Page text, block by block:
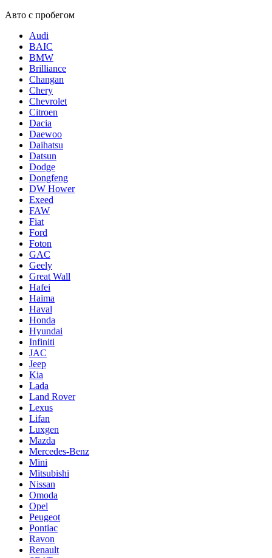
Авто с пробегом
Audi
BAIC
BMW
Brilliance
Changan
Chery
Chevrolet
Citroen
Dacia
Daewoo
Daihatsu
Datsun
Dodge
Dongfeng
DW Hower
Exeed
FAW
Fiat
Ford
Foton
GAC
Geely
Great Wall
Hafei
Haima
Haval
Honda
Hyundai
Infiniti
JAC
Jeep
Kia
Lada
Land Rover
Lexus
Lifan
Luxgen
Mazda
Mercedes-Benz
Mini
Mitsubishi
Nissan
Omoda
Opel
Peugeot
Pontiac
Ravon
Renault